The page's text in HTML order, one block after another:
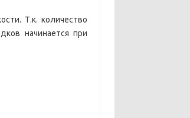
Т.к. количество
начинается при